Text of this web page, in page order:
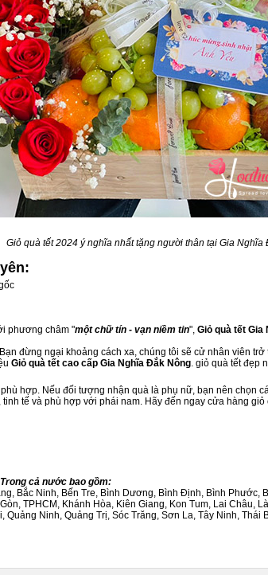
Giỏ quà tết 2024 ý nghĩa nhất tặng người thân tại Gia Nghĩa
phương châm "một chữ tín - vạn niềm tin", Giỏ quà tết Gia
đừng ngại khoảng cách xa, chúng tôi sẽ cử nhân viên
Giỏ quà tết cao cấp Gia Nghĩa Đắk Nông. giỏ quà tết đẹp
hợp. Nếu đối tượng nhận quà là phụ nữ, bạn nên chọn
tế và phù hợp với phái nam. Hãy đến ngay cửa hàng
cả nước bao gồm:
Bắc Ninh, Bến Tre, Bình Dương, Bình Định, Bình
TPHCM, Khánh Hòa, Kiên Giang, Kon Tum, Lai Châu,
Ninh, Quảng Trị, Sóc Trăng, Sơn La, Tây Ninh,